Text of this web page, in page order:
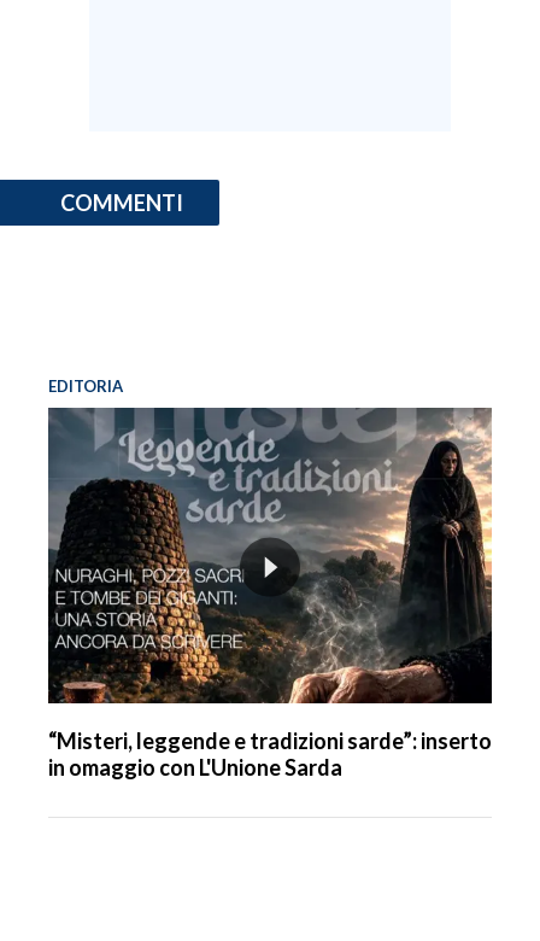
COMMENTI
EDITORIA
“Misteri, leggende e tradizioni sarde”: inserto
in omaggio con L'Unione Sarda